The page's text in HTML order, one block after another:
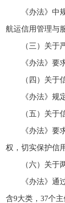
《办法》
航运信用管理与
（三）关于
《办法》
（四）关于
《办法》
（五）关于
《办法》
权，切实保护信
（六）关于
《办法》
含9大类，37个